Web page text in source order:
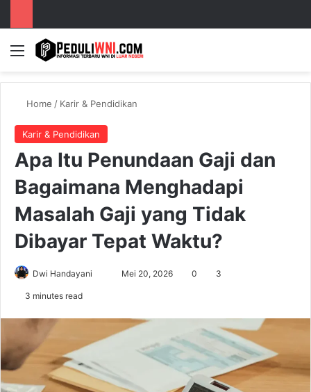
Menu
Home / Karir & Pendidikan
Karir & Pendidikan
Apa Itu Penundaan Gaji dan
Bagaimana Menghadapi
Masalah Gaji yang Tidak
Dibayar Tepat Waktu?
Dwi Handayani
a
Mei 20, 2026 0 3
3 minutes read